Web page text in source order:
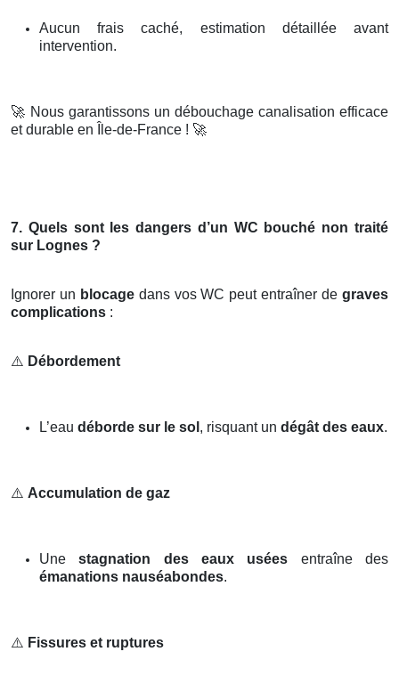
Aucun frais caché, estimation détaillée avant
intervention.
🚀 Nous garantissons un débouchage canalisation efficace
et durable en Île-de-France ! 🚀
7. Quels sont les dangers d’un WC bouché non traité
sur Lognes ?
Ignorer un blocagedans vos WC peut entraîner degraves
complications :
⚠️ Débordement
L’eau déborde sur le sol , risquant un dégât des eaux.
⚠️ Accumulation de gaz
Unestagnation des eaux usées entraîne des
émanations nauséabondes.
⚠️ Fissures et ruptures